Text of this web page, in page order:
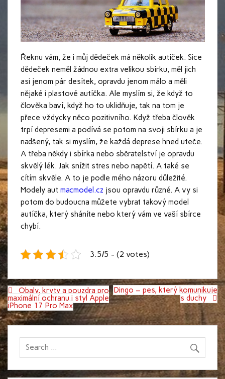
Řeknu vám, že i můj dědeček má několik autíček. Sice
dědeček neměl žádnou extra velikou sbírku, měl jich
asi jenom pár desítek, opravdu jenom málo a měli
nějaké i plastové autíčka. Ale myslím si, že když to
člověka baví, když ho to uklidňuje, tak na tom je
přece vždycky něco pozitivního. Když třeba člověk
trpí depresemi a podívá se potom na svoji sbírku a je
nadšený, tak si myslím, že každá deprese hned uteče.
A třeba někdy i sbírka nebo sběratelství je opravdu
skvělý lék. Jak snížit stres nebo napětí. A také se
cítím skvěle. A to je podle mého názoru důležité.
Modely aut macmodel.cz jsou opravdu různé. A vy si
potom do budoucna můžete vybrat takový model
autíčka, který sháníte nebo který vám ve vaší sbírce
chybí.
3.5/5 - (2 votes)
Navigace
pro
příspěvek
Obaly, kryty a pouzdra pro
maximální ochranu i styl Apple
iPhone 17 Pro Max
Dingo – pes, který komunikuje
s duchy